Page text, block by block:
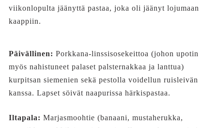
viikonlopulta jäänyttä pastaa, joka oli jäänyt lojumaan
kaappiin.
Päivällinen: Porkkana-linssisosekeittoa (johon upotin
myös nahistuneet palaset palsternakkaa ja lanttua)
kurpitsan siemenien sekä pestolla voidellun ruisleivän
kanssa. Lapset söivät naapurissa härkispastaa.
Iltapala: Marjasmoohtie (banaani, mustaherukka,